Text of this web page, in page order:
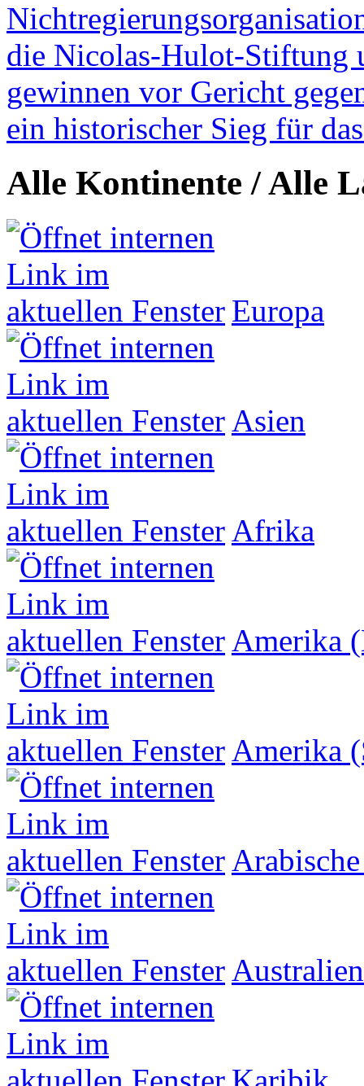
die Nicolas-Hulot-Stiftung
gewinnen vor Gericht
ein historischer Sieg für
Alle Kontinente / Alle
Europa
Asien
Afrika
Amerika
Amerika
Australien